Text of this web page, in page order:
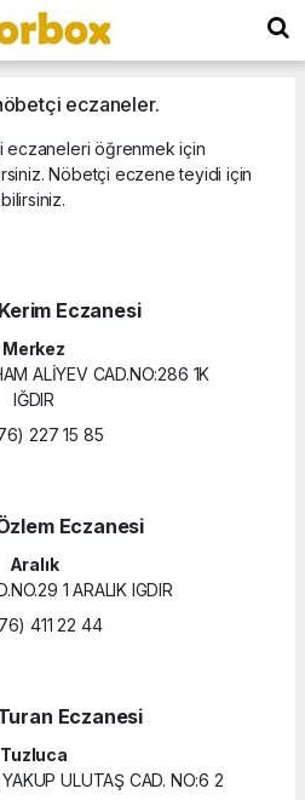
eczaneler.
eczaneleri öğrenmek için
Nöbetçi eczene teyidi için
Kerim Eczanesi
Merkez
ALİYEV CAD.NO:286 1K
IĞDIR
227 15 85
Eczanesi
Aralık
1 ARALIK IGDIR
411 22 44
Eczanesi
Tuzluca
ULUTAŞ CAD. NO:6 2